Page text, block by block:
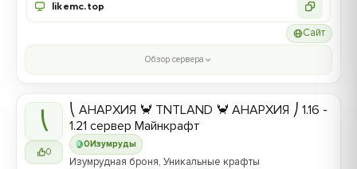
likemc.top
Сайт
Обзор сервера
⎝
0
0 Изумруды
⎝ АНАРХИЯ 🦀 TNTLAND 🦀 АНАРХИЯ ⎠ 1.16 -
1.21 сервер Майнкрафт
Изумрудная броня, Уникальные крафты